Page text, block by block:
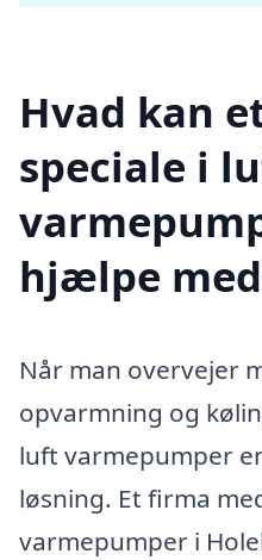
Hvad kan
speciale i
hjælpe
Når man overvejer
opvarmning og
luft varmepumper
løsning. Et firma
varmepumper i